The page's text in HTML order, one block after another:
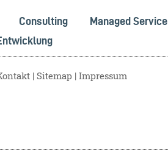
Consulting Managed Service
Sitemap Impressum